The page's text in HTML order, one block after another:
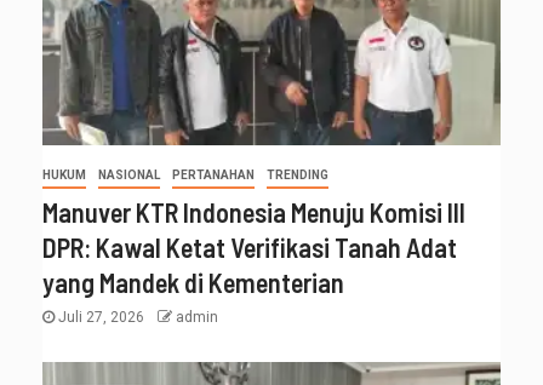
HUKUM NASIONAL PERTANAHAN TRENDING
Manuver KTR Indonesia Menuju Komisi III
DPR: Kawal Ketat Verifikasi Tanah Adat
yang Mandek di Kementerian
Juli 27, 2026 admin